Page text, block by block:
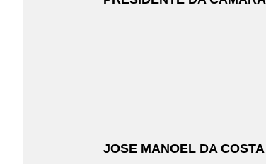
JOSE MANOEL DA COSTA